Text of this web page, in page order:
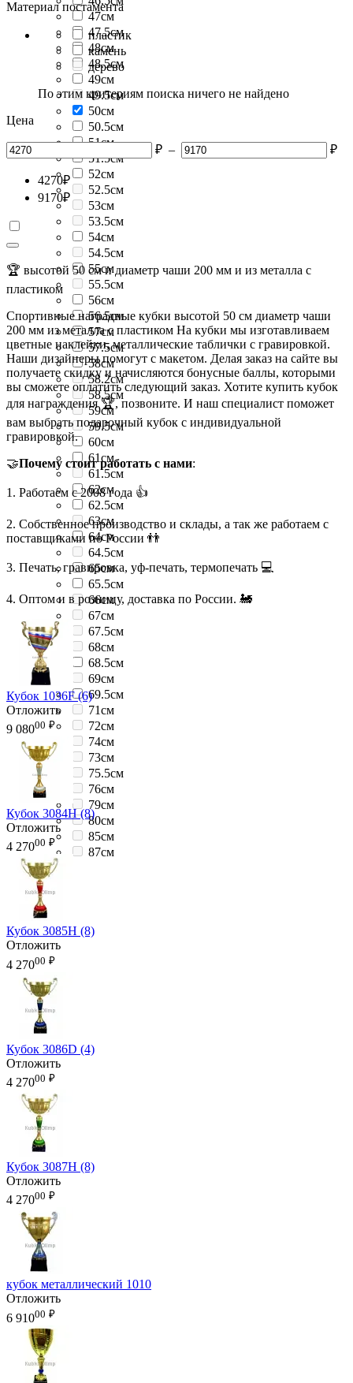
47см
47.5см
48см
48.5см
49см
49.5см
50см
50.5см
51см
51.5см
52см
52.5см
53см
53.5см
54см
54.5см
55см
55.5см
56см
56.5см
57см
57.5см
58см
58.2см
58.5см
59см
59.5см
60см
61см
61.5см
62см
62.5см
63см
64см
64.5см
65см
65.5см
66см
67см
67.5см
68см
68.5см
69см
69.5см
71см
72см
74см
73см
75.5см
76см
79см
80см
85см
87см
Материал постамента
пластик
камень
дерево
По этим критериям поиска ничего не найдено
Цена
₽ – ₽
4270₽
9170₽
🏆 высотой 50 см и диаметр чаши 200 мм и из металла с
пластиком
Спортивные наградные кубки высотой 50 см диаметр чаши
200 мм из металла с пластиком На кубки мы изготавливаем
цветные наклейки, металлические таблички с гравировкой.
Наши дизайнеры помогут с макетом. Делая заказ на сайте вы
получаете скидку и начисляются бонусные баллы, которыми
вы сможете оплатить следующий заказ. Хотите купить кубок
для награждения 🏆, позвоните. И наш специалист поможет
вам выбрать подарочный кубок с индивидуальной
гравировкой.
🤝Почему стоит работать с нами:
1. Работаем с 2008 года 👍
2. Собственное производство и склады, а так же работаем с
поставщиками по России 👬
3. Печать, гравировка, уф-печать, термопечать 💻
4. Оптом и в розницу, доставка по России. 🚂
Кубок 1036F (6)
Отложить
9 08000 ₽
Кубок 3084H (8)
Отложить
4 27000 ₽
Кубок 3085H (8)
Отложить
4 27000 ₽
Кубок 3086D (4)
Отложить
4 27000 ₽
Кубок 3087H (8)
Отложить
4 27000 ₽
кубок металлический 1010
Отложить
6 91000 ₽